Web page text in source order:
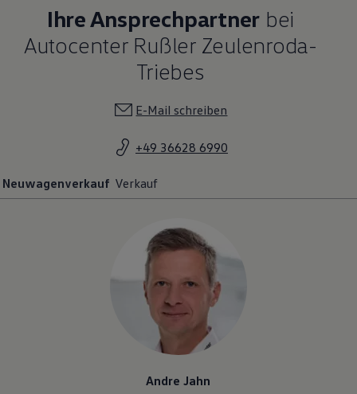
Ihre Ansprechpartner bei
Autocenter Rußler Zeulenroda-
Triebes
E-Mail schreiben
+49 36628 6990
Neuwagenverkauf Verkauf
Andre Jahn